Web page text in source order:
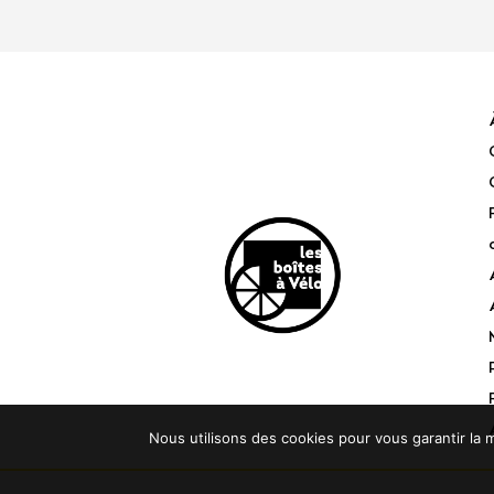
Nous utilisons des cookies pour vous garantir